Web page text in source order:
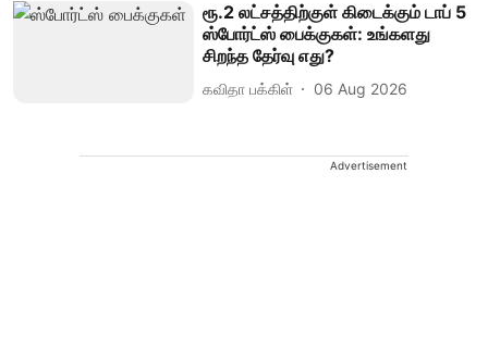
ரூ.2 லட்சத்திற்குள் கிடைக்கும் டாப் 5
ஸ்போர்ட்ஸ் பைக்குகள்: உங்களது
சிறந்த தேர்வு எது?
கவிதா பக்கிள் 06 Aug 2026
Advertisement